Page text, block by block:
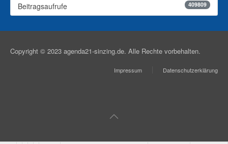
Beitragsaufrufe 409809
Copyright © 2023 agenda21-sinzing.de. Alle Rechte vorbehalten.
Impressum Datenschutzerklärung